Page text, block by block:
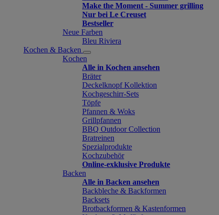
Make the Moment - Summer grilling
Nur bei Le Creuset
Bestseller
Neue Farben
Bleu Riviera
Kochen & Backen
Kochen
Alle in Kochen ansehen
Bräter
Deckelknopf Kollektion
Kochgeschirr-Sets
Töpfe
Pfannen & Woks
Grillpfannen
BBQ Outdoor Collection
Bratreinen
Spezialprodukte
Kochzubehör
Online-exklusive Produkte
Backen
Alle in Backen ansehen
Backbleche & Backformen
Backsets
Brotbackformen & Kastenformen